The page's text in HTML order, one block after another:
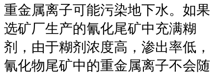
重金属离子可能污染地下水。如果
选矿厂生产的氰化尾矿中充满糊
剂，由于糊剂浓度高，渗出率低，
氰化物尾矿中的重金属离子不会随